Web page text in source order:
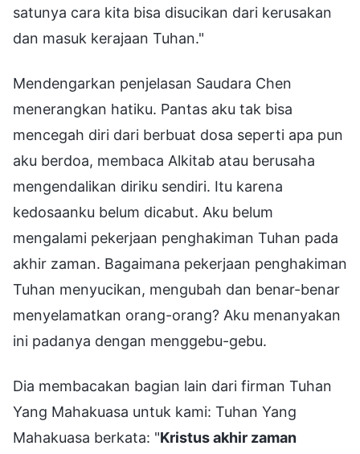
satunya cara kita bisa disucikan dari kerusakan
dan masuk kerajaan Tuhan."
Mendengarkan penjelasan Saudara Chen
menerangkan hatiku. Pantas aku tak bisa
mencegah diri dari berbuat dosa seperti apa pun
aku berdoa, membaca Alkitab atau berusaha
mengendalikan diriku sendiri. Itu karena
kedosaanku belum dicabut. Aku belum
mengalami pekerjaan penghakiman Tuhan pada
akhir zaman. Bagaimana pekerjaan penghakiman
Tuhan menyucikan, mengubah dan benar-benar
menyelamatkan orang-orang? Aku menanyakan
ini padanya dengan menggebu-gebu.
Dia membacakan bagian lain dari firman Tuhan
Yang Mahakuasa untuk kami: Tuhan Yang
Mahakuasa berkata: "Kristus akhir zaman